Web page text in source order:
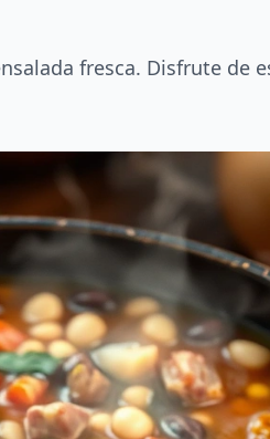
fresca. Disfrute de